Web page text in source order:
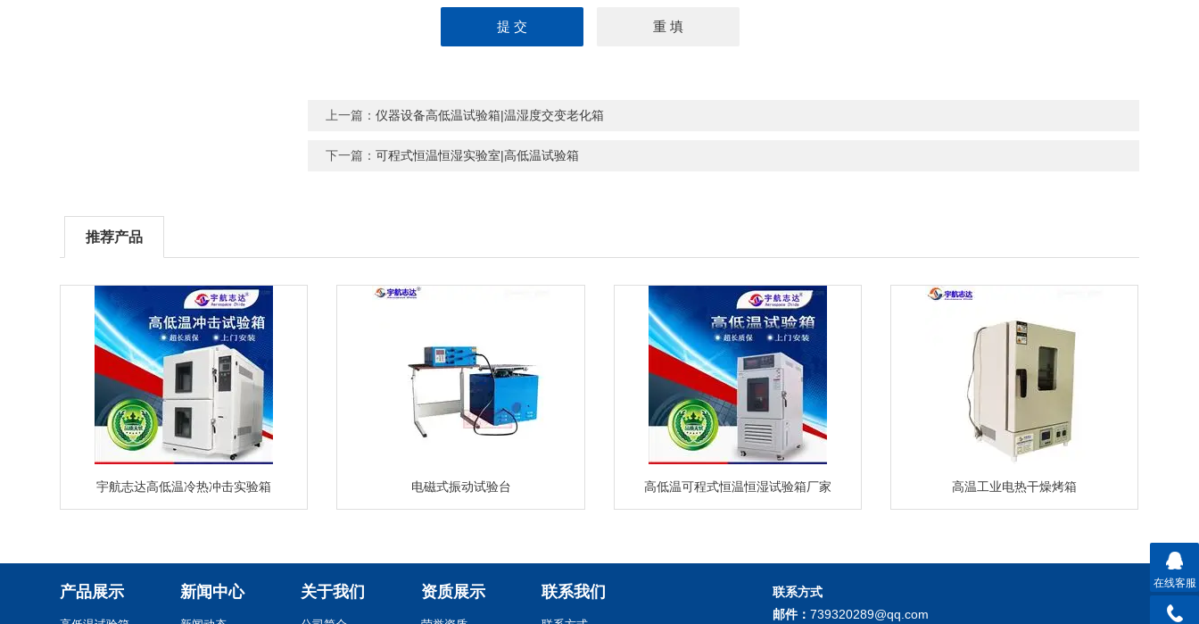
上一篇：仪器设备高低温试验箱|温湿度交变老化箱
下一篇：可程式恒温恒湿实验室|高低温试验箱
推荐产品
宇航志达高低温冷热冲击实验箱 电磁式振动试验台 高低温可程式恒温恒湿试验箱厂家 高温工业电热干燥烤箱
产品展示 新闻中心 关于我们 资质展示 联系我们
联系方式
邮件： 739320289@qq.com
在线客服